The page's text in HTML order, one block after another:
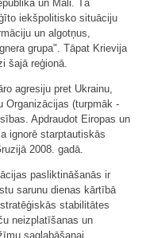
un Mali. Tā
iekšpolitisko situāciju
un algotņus,
grupa". Tāpat Krievija
šajā reģionā.
agresiju pret Ukrainu,
Organizācijas (turpmāk -
Apdraudot Eiropas un
ignorē starptautiskās
2008. gadā.
pasliktināšanās ir
sarunu dienas kārtībā
stabilitātes
neizplatīšanas un
saglabāšanai.